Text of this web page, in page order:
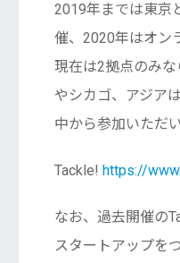
2019年までは東京
催、2020年はオン
現在は2拠点のみ
やシカゴ、アジア
中から参加いただ
Tackle! https://
なお、過去開催の
スタートアップを